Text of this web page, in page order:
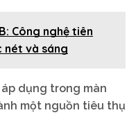
Công nghệ tiên
nét và sáng
dụng trong màn
một nguồn tiêu thụ